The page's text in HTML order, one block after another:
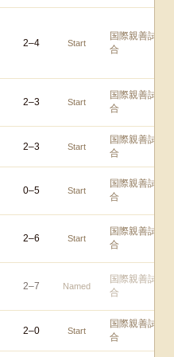
2–4 Start
国際親善試
合
2–3 Start
国際親善試
合
2–3 Start
国際親善試
合
0–5 Start
国際親善試
合
2–6 Start
国際親善試
合
2–7 Named
国際親善試
合
2–0 Start
国際親善試
合